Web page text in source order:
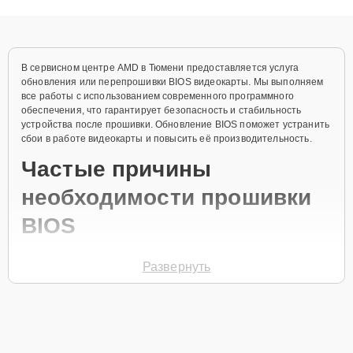
В сервисном центре AMD в Тюмени предоставляется услуга
обновления или перепрошивки BIOS видеокарты. Мы выполняем
все работы с использованием современного программного
обеспечения, что гарантирует безопасность и стабильность
устройства после прошивки. Обновление BIOS поможет устранить
сбои в работе видеокарты и повысить её производительность.
Частые причины
необходимости прошивки
BIOS
Сбои в работе графической системы.
Неверные настройки BIOS.
Развернуть